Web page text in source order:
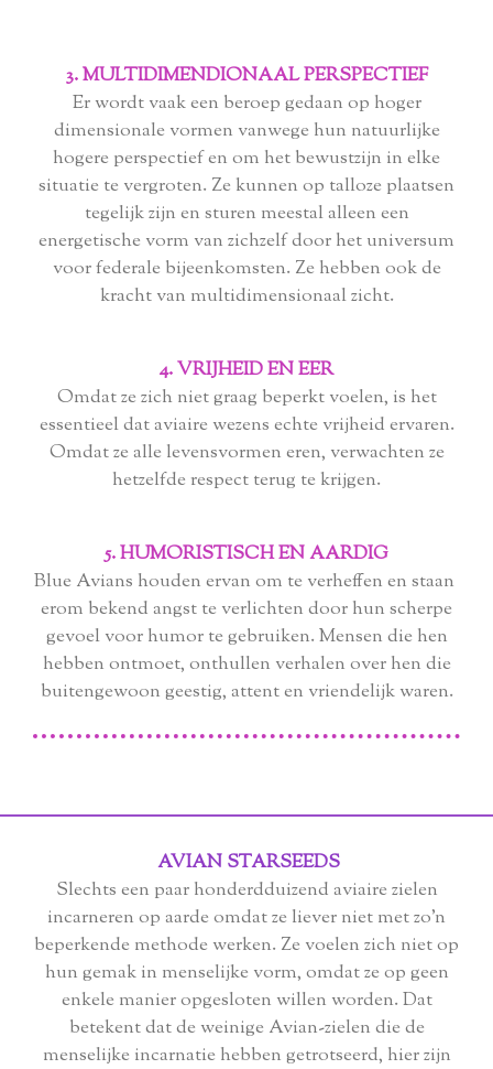
3. MULTIDIMENDIONAAL PERSPECTIEF
Er wordt vaak een beroep gedaan op hoger
dimensionale vormen vanwege hun natuurlijke
hogere perspectief en om het bewustzijn in elke
situatie te vergroten. Ze kunnen op talloze plaatsen
tegelijk zijn en sturen meestal alleen een
energetische vorm van zichzelf door het universum
voor federale bijeenkomsten. Ze hebben ook de
kracht van multidimensionaal zicht.
4. VRIJHEID EN EER
Omdat ze zich niet graag beperkt voelen, is het
essentieel dat aviaire wezens echte vrijheid ervaren.
Omdat ze alle levensvormen eren, verwachten ze
hetzelfde respect terug te krijgen.
5. HUMORISTISCH EN AARDIG
Blue Avians houden ervan om te verheffen en staan ​​
erom bekend angst te verlichten door hun scherpe
gevoel voor humor te gebruiken. Mensen die hen
hebben ontmoet, onthullen verhalen over hen die
buitengewoon geestig, attent en vriendelijk waren.
AVIAN STARSEEDS
Slechts een paar honderdduizend aviaire zielen
incarneren op aarde omdat ze liever niet met zo'n
beperkende methode werken. Ze voelen zich niet op
hun gemak in menselijke vorm, omdat ze op geen
enkele manier opgesloten willen worden. Dat
betekent dat de weinige Avian-zielen die de
menselijke incarnatie hebben getrotseerd, hier zijn